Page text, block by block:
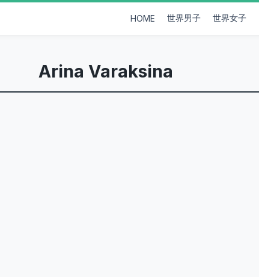
HOME 世界男子 世界女子
Arina Varaksina